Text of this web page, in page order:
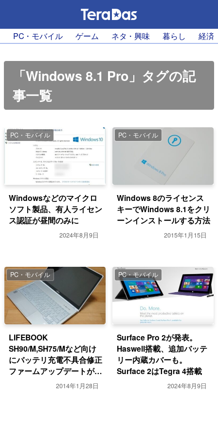
PC・モバイル ゲーム ネタ・興味 暮らし 経済
「Windows 8.1 Pro」タグの記
事一覧
PC・モバイル
Windowsなどのマイクロ
ソフト製品、有人ライセン
ス認証が昼間のみに
2024年8月9日
PC・モバイル
Windows 8のライセンス
キーでWindows 8.1をクリ
ーンインストールする方法
2015年1月15日
PC・モバイル
LIFEBOOK
SH90/M,SH75/Mなど向け
にバッテリ充電不具合修正
ファームアップデートが来
2014年1月28日
PC・モバイル
Surface Pro 2が発表。
Haswell搭載、追加バッテ
リー内蔵カバーも。
Surface 2はTegra 4搭載
2024年8月9日